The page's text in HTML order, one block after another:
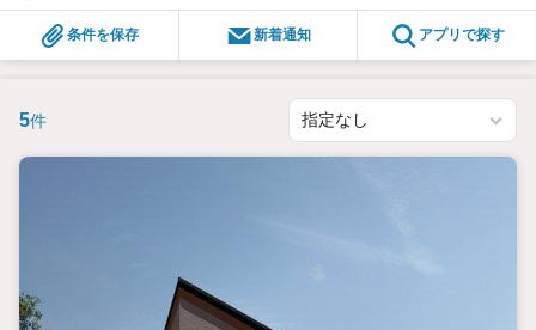
条件を保存 新着通知 アプリで探す
5件